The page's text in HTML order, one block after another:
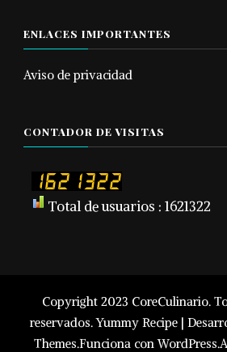
ENLACES IMPORTANTES
Aviso de privacidad
CONTADOR DE VISITAS
Total de usuarios : 1621322
Copyright 2023 CoreCulinario.
reservados.Yummy Recipe |
Themes.Funciona conWordPress.